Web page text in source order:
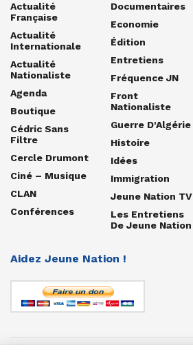
Actualité
Française
Actualité
Internationale
Actualité
Nationaliste
Agenda
Boutique
Cédric Sans
Filtre
Cercle Drumont
Ciné – Musique
CLAN
Conférences
Documentaires
Economie
Édition
Entretiens
Fréquence JN
Front
Nationaliste
Guerre D'Algérie
Histoire
Idées
Immigration
Jeune Nation TV
Les Entretiens
De Jeune Nation
Aidez Jeune Nation !